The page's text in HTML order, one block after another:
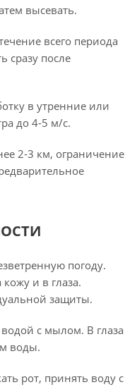
высевать.
всего периода
сразу после
в утренние или
до 4-5 м/с.
2-3 км, ограничение
погоду.
и в глаза.
защиты.
с мылом. В глаза
воды.
рот, принять воду с